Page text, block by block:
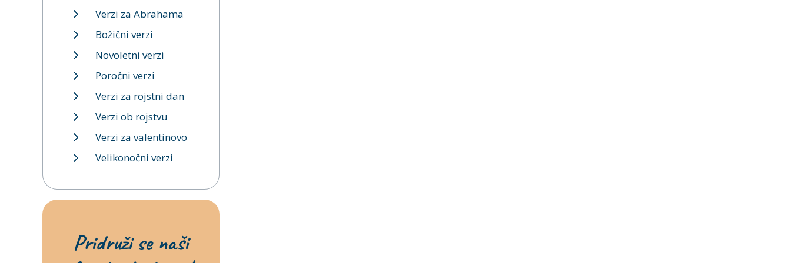
Verzi za Abrahama
Božični verzi
Novoletni verzi
Poročni verzi
Verzi za rojstni dan
Verzi ob rojstvu
Verzi za valentinovo
Velikonočni verzi
Pridruži se naši